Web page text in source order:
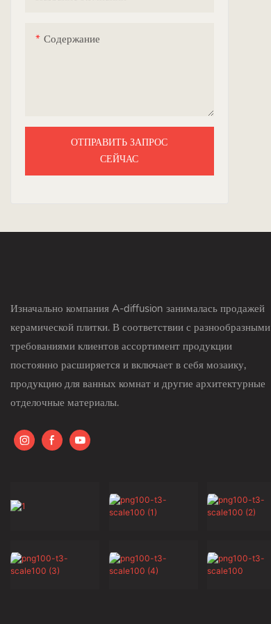
Содержание
ОТПРАВИТЬ ЗАПРОС
СЕЙЧАС
Изначально компания A-diffusion занималась продажей
керамической плитки. В соответствии с разнообразными
требованиями клиентов ассортимент продукции
постоянно расширяется и включает в себя мозаику,
продукцию для ванных комнат и другие архитектурные
отделочные материалы.